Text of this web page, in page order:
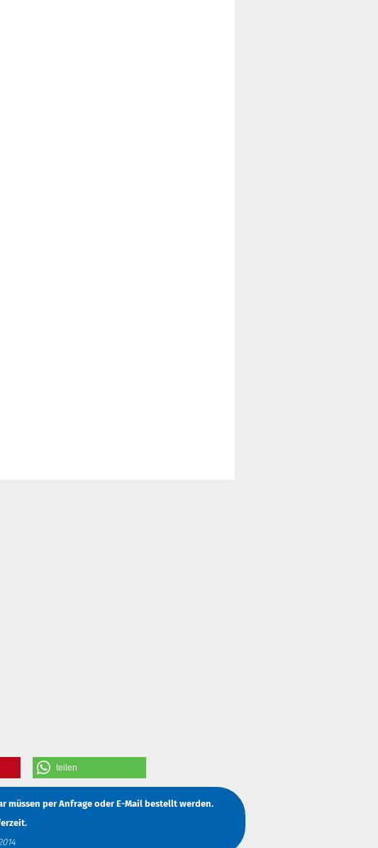
teilen
müssen per AnfrageoderE-Mailbestellt werden.